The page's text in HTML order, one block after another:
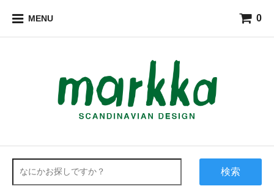
MENU 0
検索